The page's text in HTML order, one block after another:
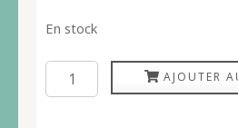
En stock
quantité
de
AJOUTER